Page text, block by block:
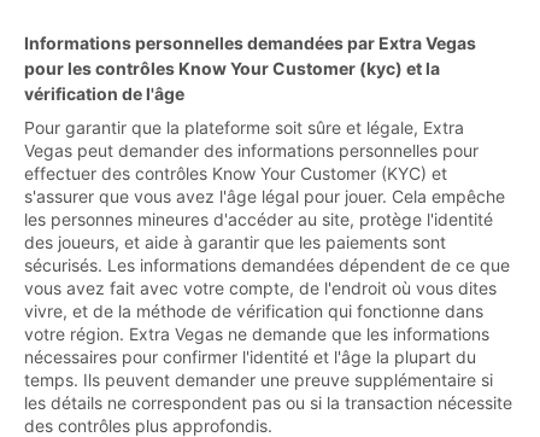
Informations personnelles demandées par Extra Vegas
pour les contrôles Know Your Customer (kyc) et la
vérification de l'âge
Pour garantir que la plateforme soit sûre et légale, Extra
Vegas peut demander des informations personnelles pour
effectuer des contrôles Know Your Customer (KYC) et
s'assurer que vous avez l'âge légal pour jouer. Cela empêche
les personnes mineures d'accéder au site, protège l'identité
des joueurs, et aide à garantir que les paiements sont
sécurisés. Les informations demandées dépendent de ce que
vous avez fait avec votre compte, de l'endroit où vous dites
vivre, et de la méthode de vérification qui fonctionne dans
votre région. Extra Vegas ne demande que les informations
nécessaires pour confirmer l'identité et l'âge la plupart du
temps. Ils peuvent demander une preuve supplémentaire si
les détails ne correspondent pas ou si la transaction nécessite
des contrôles plus approfondis.